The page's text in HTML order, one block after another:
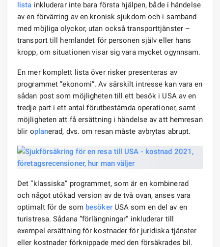
lista inkluderar inte bara första hjälpen, både i händelse
av en förvärring av en kronisk sjukdom och i samband
med möjliga olyckor, utan också transporttjänster –
transport till hemlandet för personen själv eller hans
kropp, om situationen visar sig vara mycket ogynnsam.
En mer komplett lista över risker presenteras av
programmet ”ekonomi”. Av särskilt intresse kan vara en
sådan post som möjligheten till ett besök i USA av en
tredje part i ett antal förutbestämda operationer, samt
möjligheten att få ersättning i händelse av att hemresan
blir oplanerad, dvs. om resan måste avbrytas abrupt.
Det ”klassiska” programmet, som är en kombinerad
och något utökad version av de två ovan, anses vara
optimalt för de som besökerUSA som en del av en
turistresa. Sådana ”förlängningar” inkluderar till
exempel ersättning för kostnader för juridiska tjänster
eller kostnader förknippade med den försäkrades bil.